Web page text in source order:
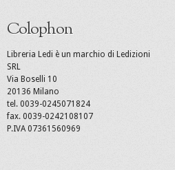
Colophon
Libreria Ledi è un marchio di Ledizioni
SRL
Via Boselli 10
20136 Milano
tel. 0039-0245071824
fax. 0039-0242108107
P.IVA 07361560969